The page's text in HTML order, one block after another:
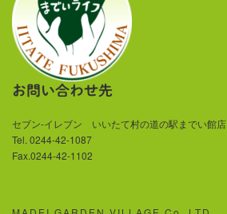
お問い合わせ先
セブン-イレブン いいたて村の道の駅までい館店
Tel. 0244-42-1087
Fax.0244-42-1102